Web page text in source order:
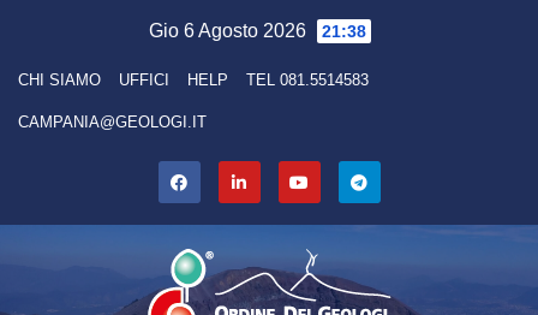
content
Gio 6 Agosto 2026 21:38
CHI SIAMO UFFICI HELP TEL 081.5514583
CAMPANIA@GEOLOGI.IT